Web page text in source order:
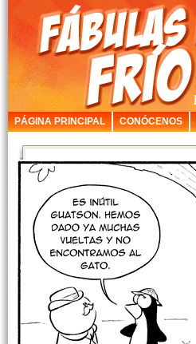
PÁGINA PRINCIPAL CONÓCENOS